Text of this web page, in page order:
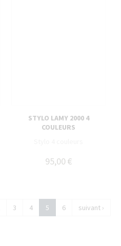
STYLO LAMY 2000 4
COULEURS
95,00 €
3 4 5 6 suivant ›